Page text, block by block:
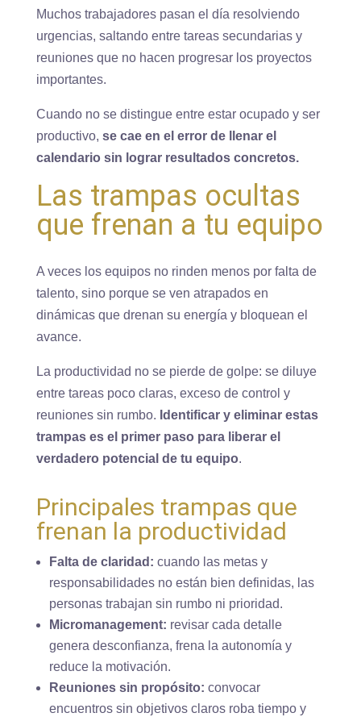
Muchos trabajadores pasan el día resolviendo
urgencias, saltando entre tareas secundarias y
reuniones que no hacen progresar los proyectos
importantes.
Cuando no se distingue entre estar ocupado y ser
productivo, se cae en el error de llenar el
calendario sin lograr resultados concretos.
Las trampas ocultas
que frenan a tu equipo
A veces los equipos no rinden menos por falta de
talento, sino porque se ven atrapados en
dinámicas que drenan su energía y bloquean el
avance.
La productividad no se pierde de golpe: se diluye
entre tareas poco claras, exceso de control y
reuniones sin rumbo. Identificar y eliminar estas
trampas es el primer paso para liberar el
verdadero potencial de tu equipo.
Principales trampas que
frenan la productividad
Falta de claridad: cuando las metas y
responsabilidades no están bien definidas, las
personas trabajan sin rumbo ni prioridad.
Micromanagement: revisar cada detalle
genera desconfianza, frena la autonomía y
reduce la motivación.
Reuniones sin propósito: convocar
encuentros sin objetivos claros roba tiempo y